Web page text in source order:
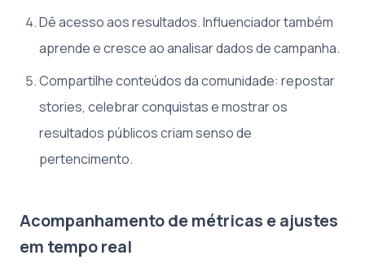
Dê acesso aos resultados. Influenciador também
aprende e cresce ao analisar dados de campanha.
Compartilhe conteúdos da comunidade: repostar
stories, celebrar conquistas e mostrar os
resultados públicos criam senso de
pertencimento.
Acompanhamento de métricas e ajustes
em tempo real